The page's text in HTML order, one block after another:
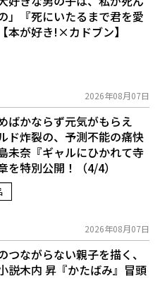
――『死にいたるまで君を愛
本が好き!×カドブン】
2026年08月07日
ばかならず元気がもらえ
炸裂の、予測不能の痛快
奈『ギャルにひかれて寺
を特別公開！（4/4）
2026年08月07日
つながらない親子を描く、
――木内 昇『かたばみ』冒頭